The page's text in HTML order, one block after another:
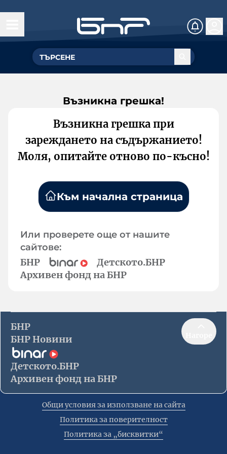
Възникна грешка!
Възникна грешка при
зареждането на съдържанието!
Моля, опитайте отново по-късно!
Към начална страница
Или проверете още от нашите
сайтове:
БНР
Детското.БНР
Архивен фонд на БНР
БНР
БНР Новини
Детското.БНР
Архивен фонд на БНР
Общи условия за използване на сайта
Политика за поверителност
Политика за „бисквитки“